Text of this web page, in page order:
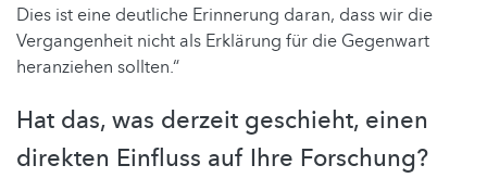
Dies ist eine deutliche Erinnerung daran, dass wir die
Vergangenheit nicht als Erklärung für die Gegenwart
heranziehen sollten.“
Hat das, was derzeit geschieht, einen
direkten Einfluss auf Ihre Forschung?